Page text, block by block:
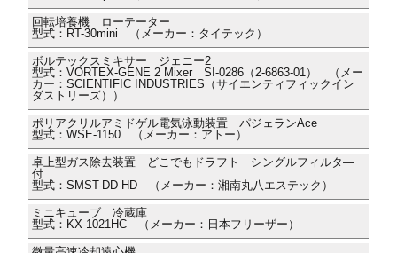
回転培養機 ローテーター
型式：RT-30mini （メーカー：タイテック）
ボルテックスミキサー ジェニー2
型式：VORTEX-GENE 2 Mixer SI-0286（2-6863-01） （メー
カー：SCIENTIFIC INDUSTRIES（サイエンティフィックイン
ダストリーズ））
ポリアクリルアミドゲル電気泳動装置 パジェランAce
型式：WSE-1150 （メーカー：アトー）
卓上型ガス除去装置 どこでもドラフト シングルフィルタ―
付
型式：SMST-DD-HD （メーカー：湘南丸八エステック）
ミニキューブ 冷蔵庫
型式：KX-1021HC （メーカー：日本フリーザー）